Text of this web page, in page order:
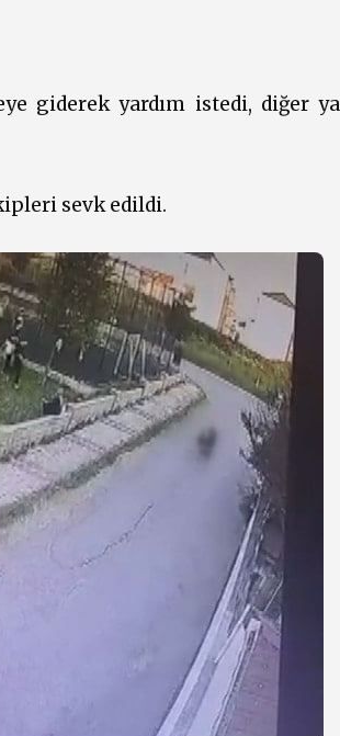
giderek yardım istedi, diğer
sevk edildi.